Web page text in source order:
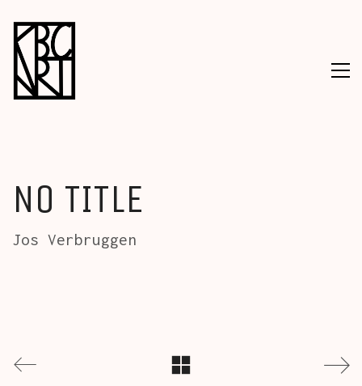
NO TITLE
Jos Verbruggen